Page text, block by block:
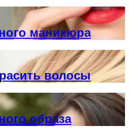
маникюра
волосы
образа